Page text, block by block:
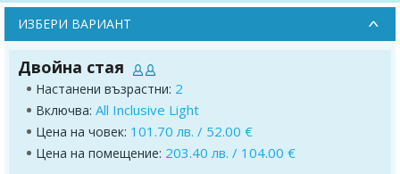
ИЗБЕРИ ВАРИАНТ
Двойна стая
Настанени възрастни: 2
Включва: All Inclusive Light
Цена на човек: 101.70 лв. / 52.00 €
Цена на помещение: 203.40 лв. / 104.00 €